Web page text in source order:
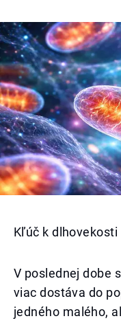
Kľúč k
V poslednej dobe
viac dostáva do
jedného malého,